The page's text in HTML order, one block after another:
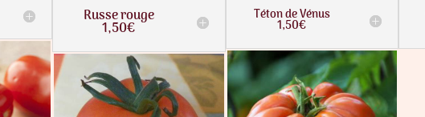
Russe rouge
1,50€
Téton de Vénus
1,50€